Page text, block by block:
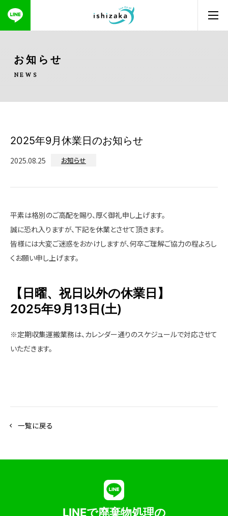
お知らせ
NEWS
2025年9月休業日のお知らせ
2025.08.25 お知らせ
平素は格別のご高配を賜り、厚く御礼申し上げます。
誠に恐れ入りますが、下記を休業とさせて頂きます。
皆様には大変ご迷惑をおかけしますが、何卒ご理解ご協力の程よろし
くお願い申し上げます。
【日曜、祝日以外の休業日】
2025年9月13日(土)
※定期収集運搬業務は、カレンダー通りのスケジュールで対応させて
いただきます。
一覧に戻る
LINEで廃棄物処理の